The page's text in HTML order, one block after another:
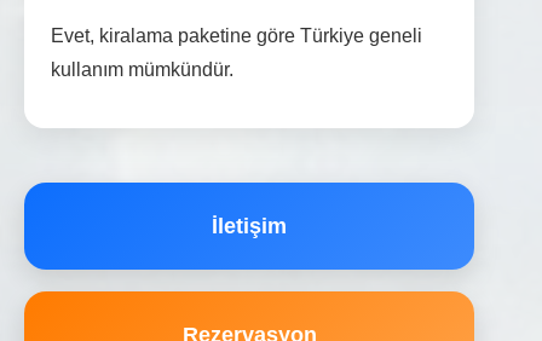
Evet, kiralama paketine göre Türkiye geneli
kullanım mümkündür.
İletişim
Rezervasyon